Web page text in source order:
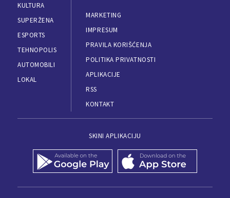
KULTURA
SUPERŽENA
ESPORTS
TEHNOPOLIS
AUTOMOBILI
LOKAL
MARKETING
IMPRESUM
PRAVILA KORIŠĆENJA
POLITIKA PRIVATNOSTI
APLIKACIJE
RSS
KONTAKT
SKINI APLIKACIJU